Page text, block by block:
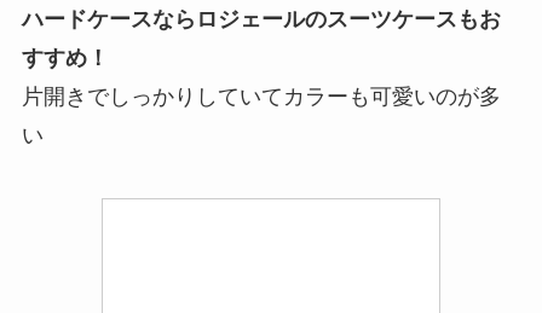
ハードケースならロジェールのスーツケースもお
すすめ！
片開きでしっかりしていてカラーも可愛いのが多
い